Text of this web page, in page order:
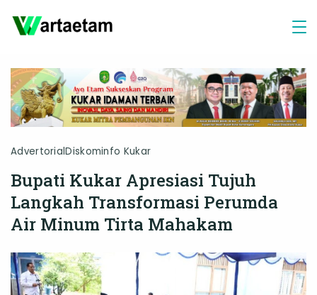
AdvertorialDiskominfo Kukar
Bupati Kukar Apresiasi Tujuh
Langkah Transformasi Perumda
Air Minum Tirta Mahakam